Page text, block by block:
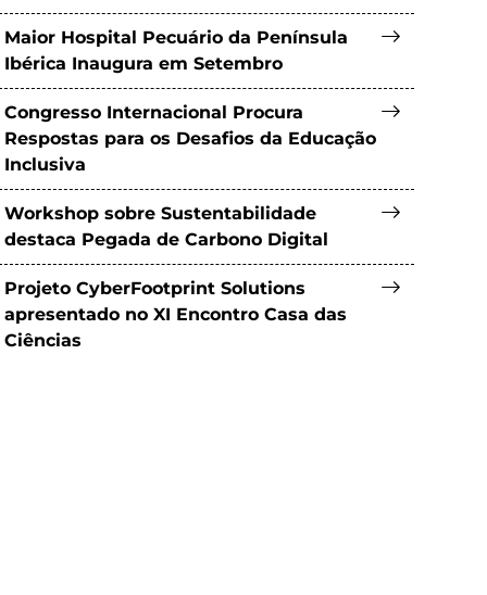
Maior Hospital Pecuário da Península
Ibérica Inaugura em Setembro
Congresso Internacional Procura
Respostas para os Desafios da Educação
Inclusiva
Workshop sobre Sustentabilidade
destaca Pegada de Carbono Digital
Projeto CyberFootprint Solutions
apresentado no XI Encontro Casa das
Ciências